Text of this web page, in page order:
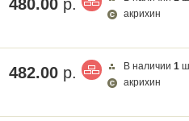
480.00 р.
акрихин
482.00 р. В наличии1
акрихин